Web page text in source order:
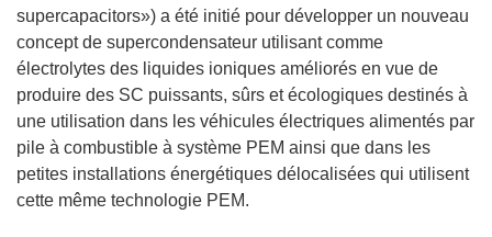
supercapacitors») a été initié pour développer un nouveau
concept de supercondensateur utilisant comme
électrolytes des liquides ioniques améliorés en vue de
produire des SC puissants, sûrs et écologiques destinés à
une utilisation dans les véhicules électriques alimentés par
pile à combustible à système PEM ainsi que dans les
petites installations énergétiques délocalisées qui utilisent
cette même technologie PEM.